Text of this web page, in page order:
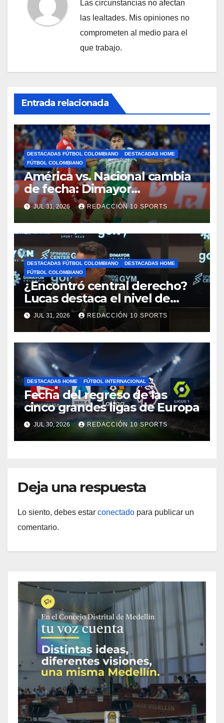
Las circunstancias no afectan
las lealtades. Mis opiniones no
comprometen al medio para el
que trabajo.
Entrada relacionada
DESTACADAS FÚTBOL COLOMBIANO
DESTACADAS HOME
FÚTBOL COLOMBIANO
América vs. Nacional cambia
de fecha: Dimayor
reprogramó el clásico por
motivos de seguridad
JUL 31, 2026 REDACCIÓN 10 SPORTS
DESTACADAS FÚTBOL COLOMBIANO
DESTACADAS HOME
FÚTBOL COLOMBIANO
¿Encontró central derecho?
Lucas destaca el nivel de
Néider Parra
JUL 31, 2026 REDACCIÓN 10 SPORTS
DESTACADAS HOME FÚTBOL INTERNACIONAL
Fecha del regreso de las
cinco grandes ligas de Europa
JUL 30, 2026 REDACCIÓN 10 SPORTS
Deja una respuesta
Lo siento, debes estar conectado para publicar un
comentario.